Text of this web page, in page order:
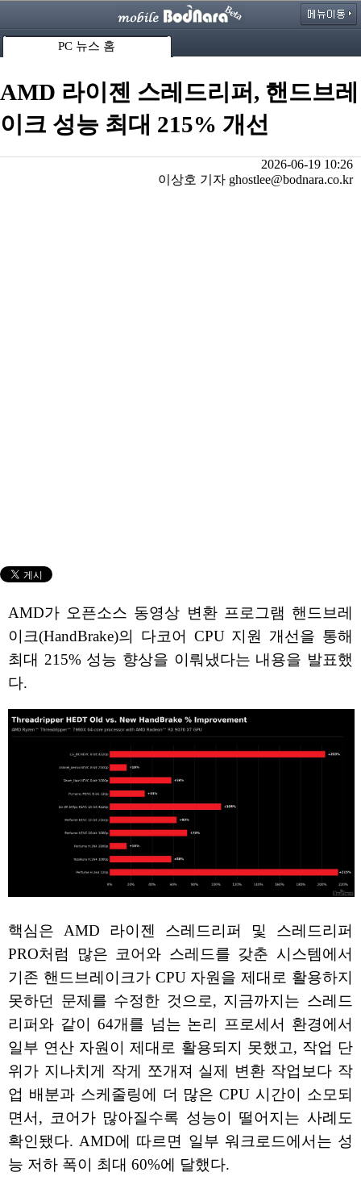
PC 뉴스 홈
AMD 라이젠 스레드리퍼, 핸드브레
이크 성능 최대 215% 개선
2026-06-19 10:26
이상호 기자 ghostlee@bodnara.co.kr
AMD가 오픈소스 동영상 변환 프로그램 핸드브레
이크(HandBrake)의 다코어 CPU 지원 개선을 통해
최대 215% 성능 향상을 이뤄냈다는 내용을 발표했
다.
핵심은 AMD 라이젠 스레드리퍼 및 스레드리퍼
PRO처럼 많은 코어와 스레드를 갖춘 시스템에서
기존 핸드브레이크가 CPU 자원을 제대로 활용하지
못하던 문제를 수정한 것으로, 지금까지는 스레드
리퍼와 같이 64개를 넘는 논리 프로세서 환경에서
일부 연산 자원이 제대로 활용되지 못했고, 작업 단
위가 지나치게 작게 쪼개져 실제 변환 작업보다 작
업 배분과 스케줄링에 더 많은 CPU 시간이 소모되
면서, 코어가 많아질수록 성능이 떨어지는 사례도
확인됐다. AMD에 따르면 일부 워크로드에서는 성
능 저하 폭이 최대 60%에 달했다.